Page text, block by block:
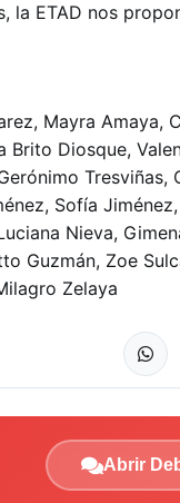
la ETAD nos
Mayra Amaya,
Brito Diosque,
Sofía
Nieva,
Guzmán, Zoe
Zelaya
Abrir